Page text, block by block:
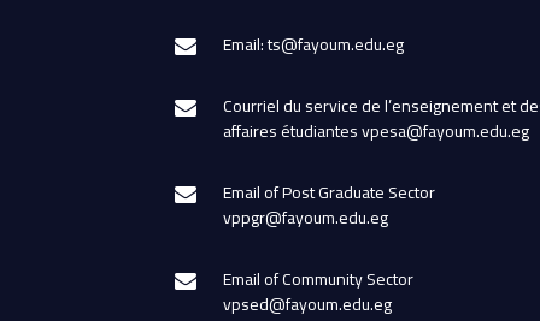
Email: ts@fayoum.edu.eg
Courriel du service de l’enseignement et
affaires étudiantes vpesa@fayoum.edu.eg
Email of Post Graduate Sector
vppgr@fayoum.edu.eg
Email of Community Sector
vpsed@fayoum.edu.eg